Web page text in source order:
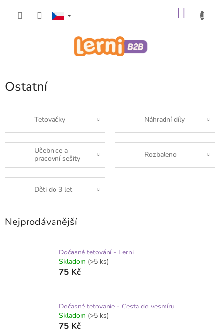
Ostatní
Tetovačky Náhradní díly
Učebnice a
pracovní sešity
Rozbaleno
Děti do 3 let
Nejprodávanější
Dočasné tetování - Lerni
Skladom (>5 ks)
75 Kč
Dočasné tetovanie - Cesta do vesmíru
Skladom (>5 ks)
75 Kč